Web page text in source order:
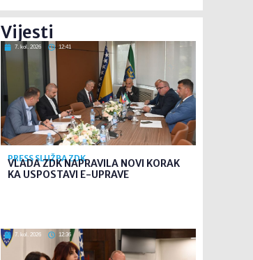
Vijesti
7. kol. 2026 12:41
PRESS SLUŽBA ZDK
VLADA ZDK NAPRAVILA NOVI KORAK
KA USPOSTAVI E-UPRAVE
7. kol. 2026 12:36